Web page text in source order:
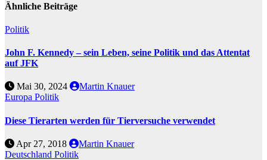
Ähnliche Beiträge
Politik
John F. Kennedy – sein Leben, seine Politik und das Attentat
auf JFK
Mai 30, 2024
Martin Knauer
Europa Politik
Diese Tierarten werden für Tierversuche verwendet
Apr 27, 2018
Martin Knauer
Deutschland Politik